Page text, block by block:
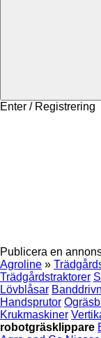
Enter / Registrering
Publicera en
Agroline »
Trädgårdstraktorer
Lövblåsar
Handsprutor
Krukmaskiner
robotgräsklippare